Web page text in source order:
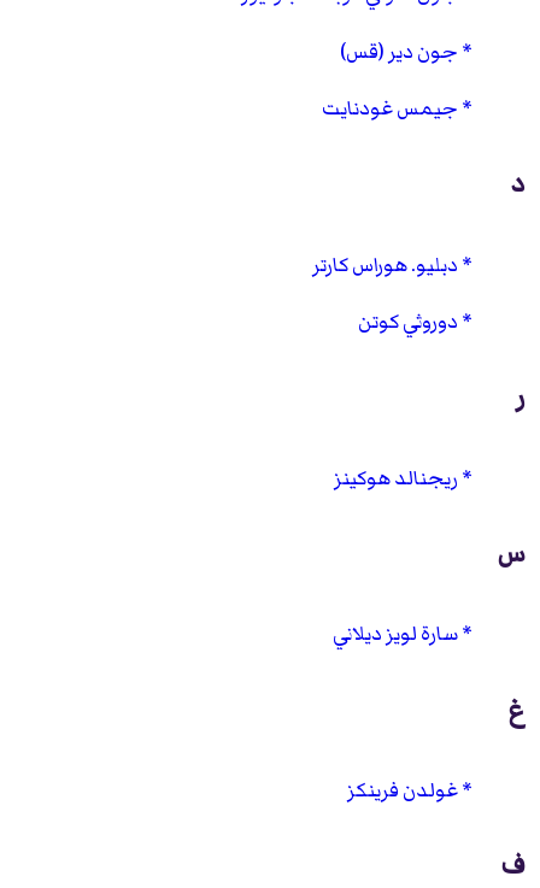
جون دير (قس)
جيمس غودنايت
د
دبليو. هوراس كارتر
دوروثي كوتن
ر
ريجنالد هوكينز
س
سارة لويز ديلاني
غ
غولدن فرينكز
ف